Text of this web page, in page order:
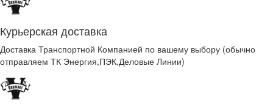
Курьерская доставка
Доставка Транспортной Компанией по вашему выбору (обычно
отправляем ТК Энергия,ПЭК,Деловые Линии)